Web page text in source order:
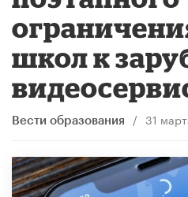
школ к
Вести образования / 31